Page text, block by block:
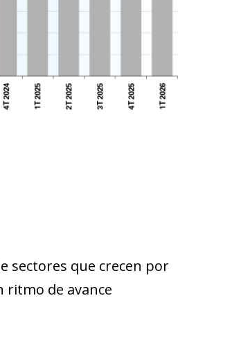
sectores que crecen por
ritmo de avance